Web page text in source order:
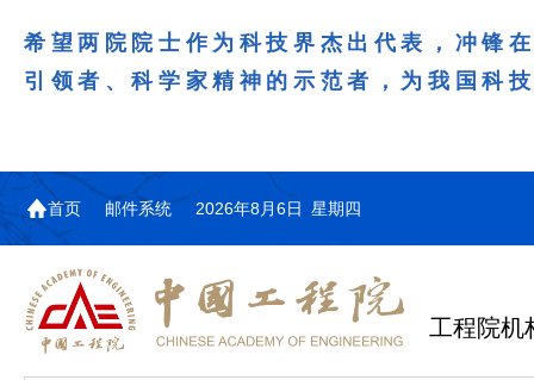
希望两院院士作为科技界杰出代表，冲锋
引领者、科学家精神的示范者，为我国科
首页 邮件系统 2026年8月6日 星期四
工程院机